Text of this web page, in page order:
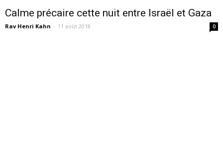
Calme précaire cette nuit entre Israël et Gaza
Rav Henri Kahn - 11 août 2018 0